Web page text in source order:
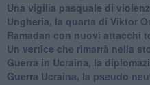
Una vigilia pasquale di
Ungheria, la quarta di Viktor
Ramadan con nuovi attacchi
Un vertice che rimarrà nella
Guerra in Ucraina, la
Guerra Ucraina, la pseudo